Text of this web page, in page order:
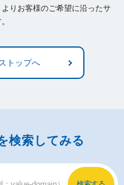
りお客様のご希望に沿ったサ
トップへ
検索してみる